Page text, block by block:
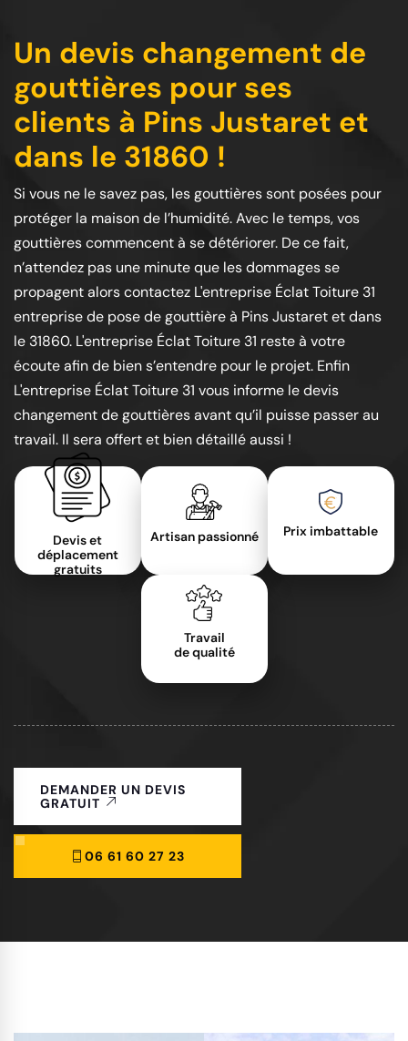
Un devis changement de
gouttières pour ses
clients à Pins Justaret et
dans le 31860 !
Si vous ne le savez pas, les gouttières sont posées pour
protéger la maison de l’humidité. Avec le temps, vos
gouttières commencent à se détériorer. De ce fait,
n’attendez pas une minute que les dommages se
propagent alors contactez L'entreprise Éclat Toiture 31
entreprise de pose de gouttière à Pins Justaret et dans
le 31860. L'entreprise Éclat Toiture 31 reste à votre
écoute afin de bien s’entendre pour le projet. Enfin
L'entreprise Éclat Toiture 31 vous informe le devis
changement de gouttières avant qu’il puisse passer au
travail. Il sera offert et bien détaillé aussi !
Devis et
déplacement
gratuits
Artisan passionné Prix imbattable
Travail
de qualité
DEMANDER UN DEVIS
GRATUIT
06 61 60 27 23